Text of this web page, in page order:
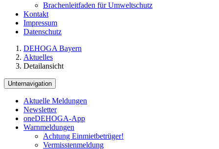
Brachenleitfaden für Umweltschutz
Kontakt
Impressum
Datenschutz
DEHOGA Bayern
Aktuelles
Detailansicht
Unternavigation
Aktuelle Meldungen
Newsletter
oneDEHOGA-App
Warnmeldungen
Achtung Einmietbetrüger!
Vermisstenmeldung